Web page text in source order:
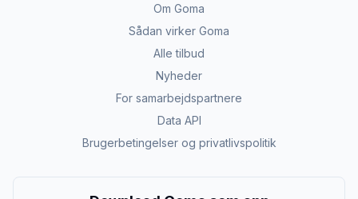
Om Goma
Sådan virker Goma
Alle tilbud
Nyheder
For samarbejdspartnere
Data API
Brugerbetingelser og privatlivspolitik